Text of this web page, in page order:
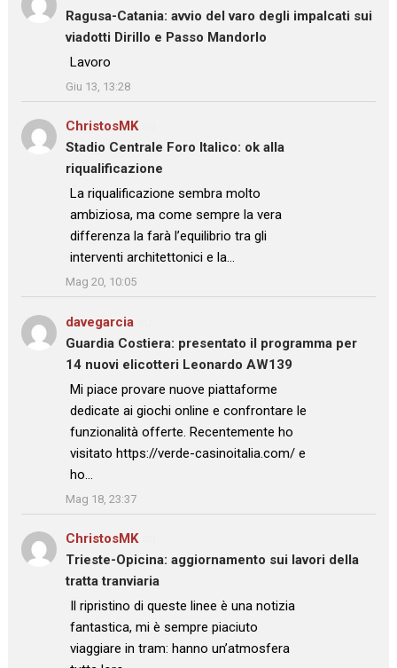
Ragusa-Catania: avvio del varo degli impalcati sui
viadotti Dirillo e Passo Mandorlo
: “Lavoro
”
Giu 13, 13:28
ChristosMKsu
Stadio Centrale Foro Italico: ok alla
riqualificazione
: “La riqualificazione sembra molto
ambiziosa, ma come sempre la vera
differenza la farà l’equilibrio tra gli
interventi architettonici e la…
”
Mag 20, 10:05
davegarcia
Guardia Costiera: presentato il programma per
14 nuovi elicotteri Leonardo AW139
: “
Mi piace provare nuove piattaforme
dedicate ai giochi online e confrontare le
funzionalità offerte. Recentemente ho
visitato https://verde-casinoitalia.com/ e
ho…
”
Mag 18, 23:37
ChristosMKsu
Trieste-Opicina: aggiornamento sui lavori della
tratta tranviaria
: “
Il ripristino di queste linee è una notizia
fantastica, mi è sempre piaciuto
viaggiare in tram: hanno un’atmosfera